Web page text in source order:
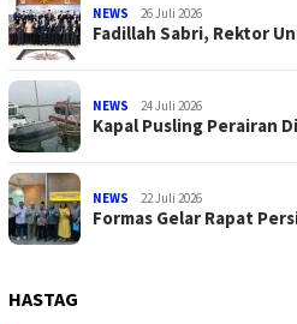
NEWS 26 Juli 2026
Fadillah Sabri, Rektor
NEWS 24 Juli 2026
Kapal Pusling Perairan
NEWS 22 Juli 2026
Formas Gelar Rapat
HASTAG